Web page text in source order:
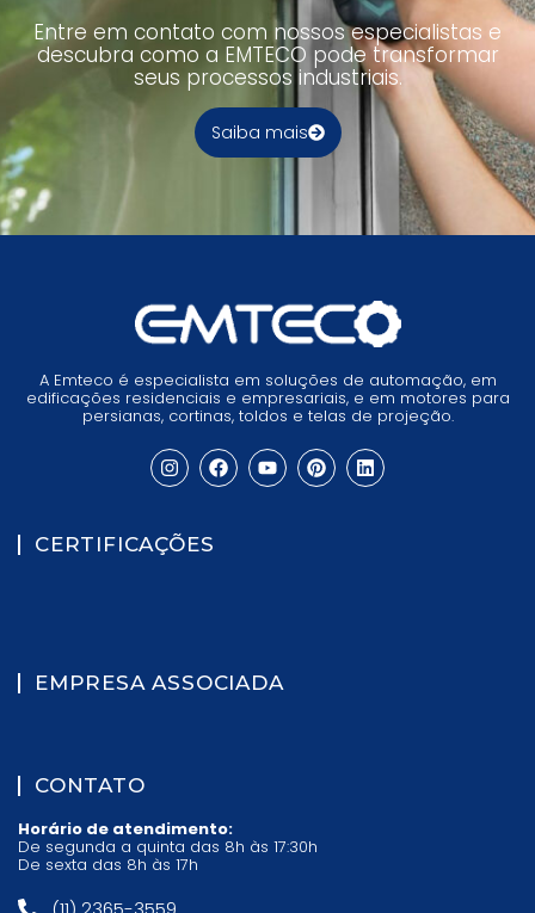
Entre em contato com nossos especialistas e
descubra como a EMTECO pode transformar
seus processos industriais.
Saiba mais
A Emteco é especialista em soluções de automação, em
edificações residenciais e empresariais, e em motores para
persianas, cortinas, toldos e telas de projeção.
CERTIFICAÇÕES
EMPRESA ASSOCIADA
CONTATO
Horário de atendimento:
De segunda a quinta das 8h às 17:30h
De sexta das 8h às 17h